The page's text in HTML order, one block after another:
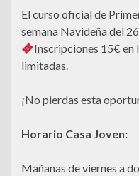
El curso oficial de
semana Navideña del
Inscripciones 15€ en
limitadas.
¡No pierdas esta
Horario Casa Joven:
Mañanas de viernes a